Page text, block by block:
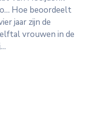
Hoe beoordeelt
jaar zijn de
vrouwen in de